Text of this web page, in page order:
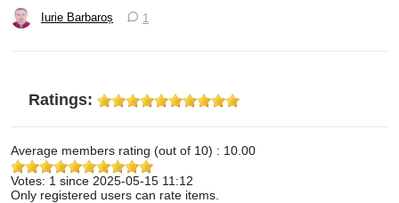
Iurie Barbaroș 1
Ratings:
Average members rating (out of 10) : 10.00
Votes: 1 since 2025-05-15 11:12
Only registered users can rate items.